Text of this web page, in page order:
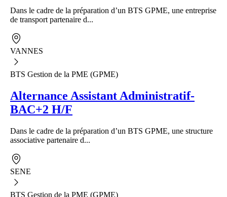
Dans le cadre de la préparation d’un BTS GPME, une entreprise
de transport partenaire d...
VANNES
BTS Gestion de la PME (GPME)
Alternance Assistant Administratif-
BAC+2 H/F
Dans le cadre de la préparation d’un BTS GPME, une structure
associative partenaire d...
SENE
BTS Gestion de la PME (GPME)